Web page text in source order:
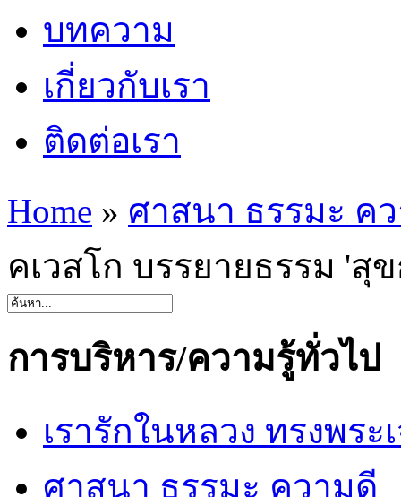
บทความ
เกี่ยวกับเรา
ติดต่อเรา
Home » ศาสนา ธรรมะ ค
คเวสโก บรรยายธรรม 'สุ
การบริหาร/ความรู้ทั่วไป
เรารักในหลวง ทรงพระ
ศาสนา ธรรมะ ความดี